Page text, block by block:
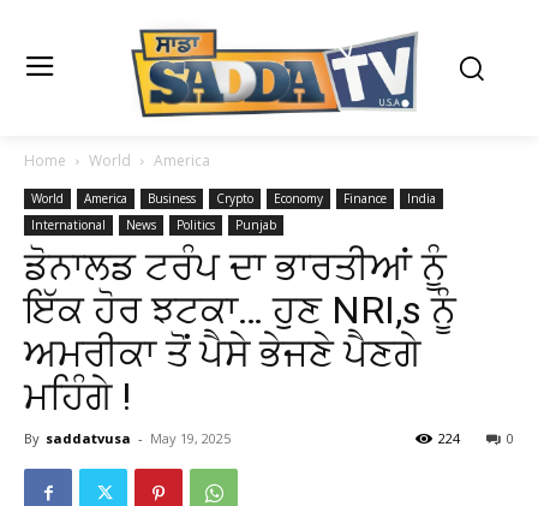
Home World America
World America Business Crypto Economy Finance
India
International
News Politics Punjab
ਡੋਨਾਲਡ ਟਰੰਪ ਦਾ ਭਾਰਤੀਆਂ ਨੂੰ
ਇੱਕ ਹੋਰ ਝਟਕਾ… ਹੁਣ NRI,s ਨੂੰ
ਅਮਰੀਕਾ ਤੋਂ ਪੈਸੇ ਭੇਜਣੇ ਪੈਣਗੇ
ਮਹਿੰਗੇ !
By saddatvusa - May 19, 2025 0
224